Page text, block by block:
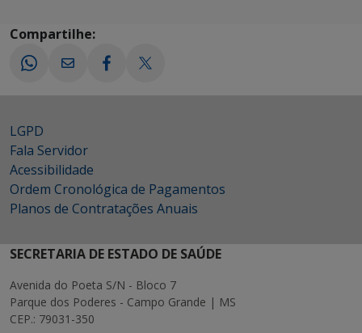
Compartilhe:
LGPD
Fala Servidor
Acessibilidade
Ordem Cronológica de Pagamentos
Planos de Contratações Anuais
SECRETARIA DE ESTADO DE SAÚDE
Avenida do Poeta S/N - Bloco 7
Parque dos Poderes - Campo Grande | MS
CEP.: 79031-350